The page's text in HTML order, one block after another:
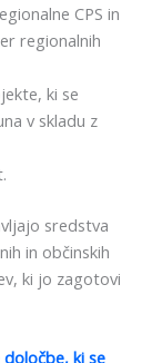
CPS in
regionalnih
ki se
v skladu z
sredstva
in občinskih
ki jo zagotovi
ki se